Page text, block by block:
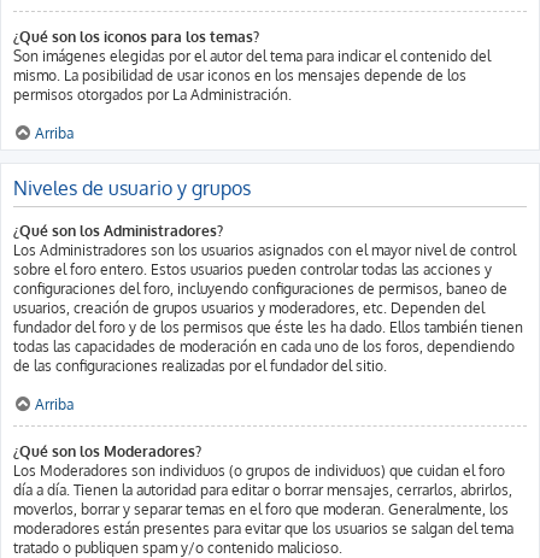
¿Qué son los iconos para los temas?
Son imágenes elegidas por el autor del tema para indicar el contenido del
mismo. La posibilidad de usar iconos en los mensajes depende de los
permisos otorgados por La Administración.
Arriba
Niveles de usuario y grupos
¿Qué son los Administradores?
Los Administradores son los usuarios asignados con el mayor nivel de control
sobre el foro entero. Estos usuarios pueden controlar todas las acciones y
configuraciones del foro, incluyendo configuraciones de permisos, baneo de
usuarios, creación de grupos usuarios y moderadores, etc. Dependen del
fundador del foro y de los permisos que éste les ha dado. Ellos también tienen
todas las capacidades de moderación en cada uno de los foros, dependiendo
de las configuraciones realizadas por el fundador del sitio.
Arriba
¿Qué son los Moderadores?
Los Moderadores son individuos (o grupos de individuos) que cuidan el foro
día a día. Tienen la autoridad para editar o borrar mensajes, cerrarlos, abrirlos,
moverlos, borrar y separar temas en el foro que moderan. Generalmente, los
moderadores están presentes para evitar que los usuarios se salgan del tema
tratado o publiquen spam y/o contenido malicioso.